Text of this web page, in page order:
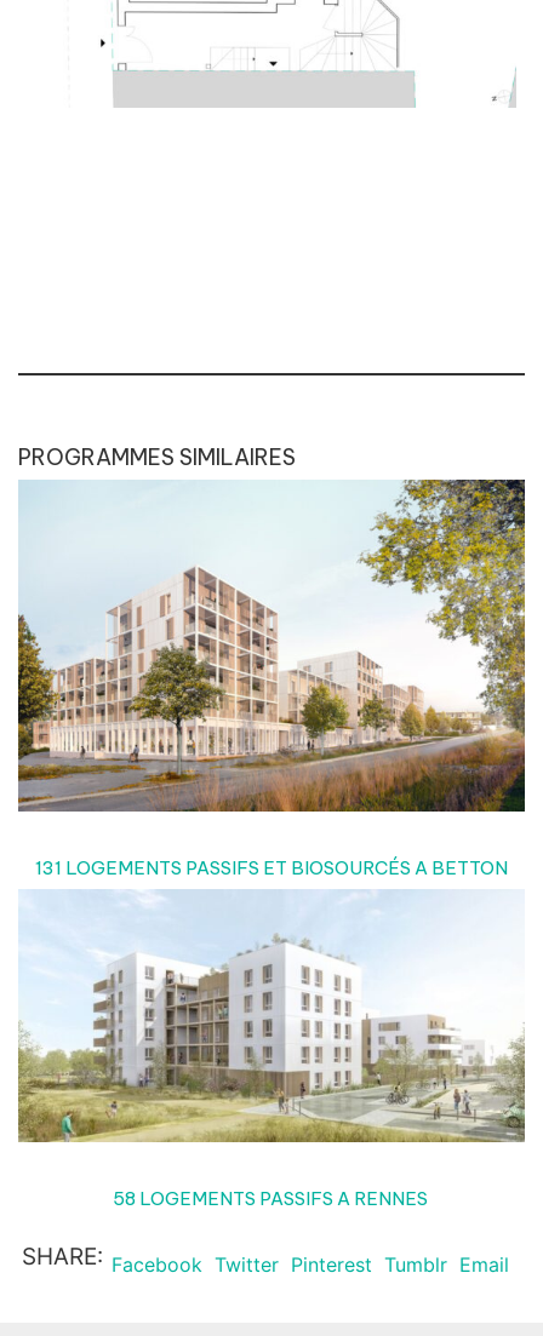
PROGRAMMES SIMILAIRES
131 LOGEMENTS PASSIFS ET BIOSOURCÉS A BETTON
58 LOGEMENTS PASSIFS A RENNES
SHARE: Facebook Twitter Pinterest Tumblr Email